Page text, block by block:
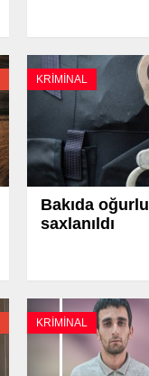
KRİMİNAL
Bakıda
saxlanıldı
KRİMİNAL